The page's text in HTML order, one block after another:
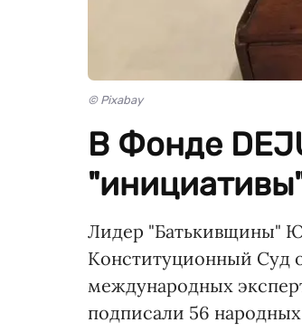
© Pixabay
В Фонде
Лидер "Батькивщины"
Конституционный Суд
международных
подписали 56 народных